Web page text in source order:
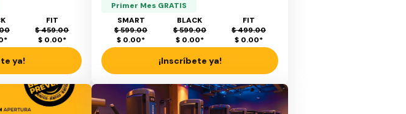
*
FIT
$ 459.00
$ 0.00*
ya!
Primer Mes GRATIS
SMART
$ 599.00
$ 0.00*
BLACK
$ 599.00
$ 0.00*
FIT
$ 499.00
$ 0.00*
¡Inscríbete ya!